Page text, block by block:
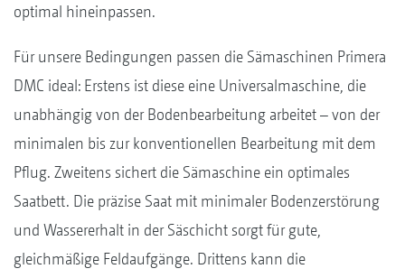
optimal hineinpassen.
Für unsere Bedingungen passen die Sämaschinen Primera
DMC ideal: Erstens ist diese eine Universalmaschine, die
unabhängig von der Bodenbearbeitung arbeitet – von der
minimalen bis zur konventionellen Bearbeitung mit dem
Pflug. Zweitens sichert die Sämaschine ein optimales
Saatbett. Die präzise Saat mit minimaler Bodenzerstörung
und Wassererhalt in der Säschicht sorgt für gute,
gleichmäßige Feldaufgänge. Drittens kann die